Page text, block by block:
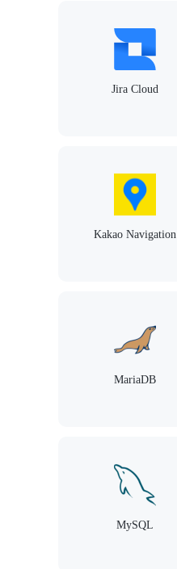
Jira Cloud
Kakao Navigation
MariaDB
MySQL